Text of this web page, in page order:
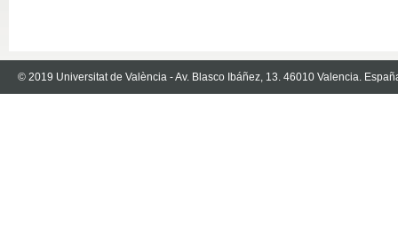
© 2019 Universitat de València - Av. Blasco Ibáñez, 13. 46010 Valencia.